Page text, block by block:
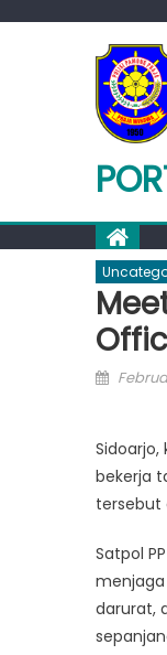
Posted
bekerja
tersebut
Satpol
darurat,